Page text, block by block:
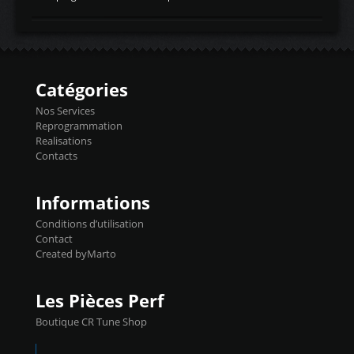
d'admissiontemp ex. pour atmo -30- 80°C
temperaturetemperature ldr moteurtemp
Injecteurs + Flashpro 1370€ TTC Le
précise et performante. Vous pourrez
basculer de la carto sans plomb à Ethanol à
l'aide du flashpro OPTION ECONOMIQUES
Reprog SP 98 sur le calculateur d'origine
450€ TTC Un gain d'environ 10cv et 15nm
Catégories
Nos Services
Reprogrammation
Realisations
Contacts
Informations
Conditions d’utilisation
Contact
Created byMarto
Les Pièces Perf
Boutique CR Tune Shop